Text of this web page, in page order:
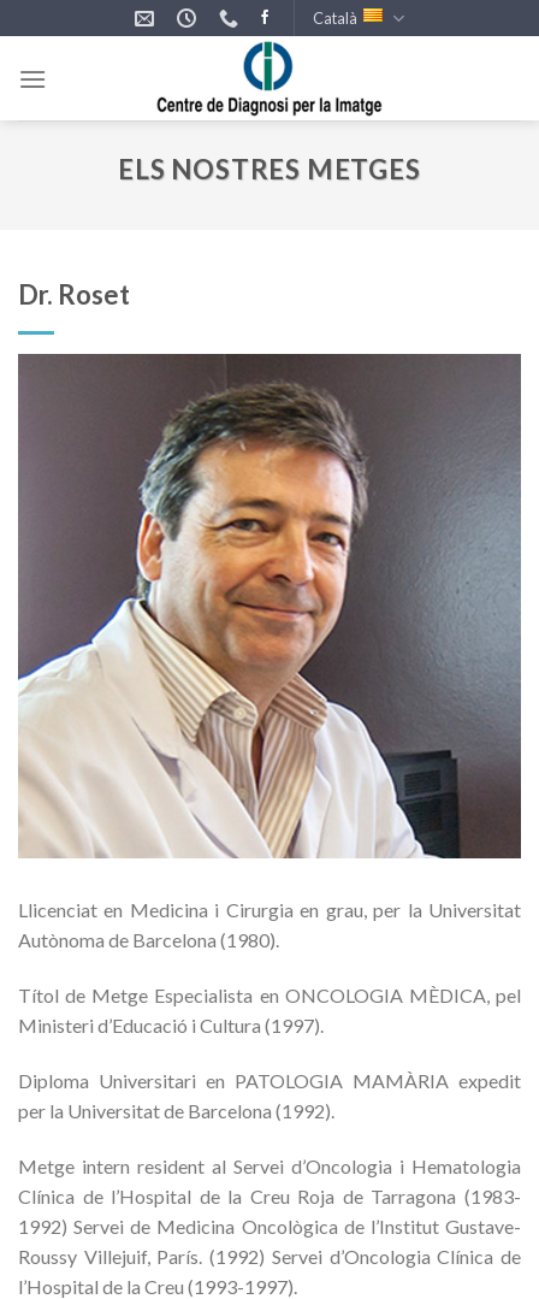
to
content
Català
ELS NOSTRES METGES
Dr. Roset
Llicenciat en Medicina i Cirurgia en grau, per la Universitat
Autònoma de Barcelona (1980).
Títol de Metge Especialista en ONCOLOGIA MÈDICA, pel
Ministeri d’Educació i Cultura (1997).
Diploma Universitari en PATOLOGIA MAMÀRIA expedit
per la Universitat de Barcelona (1992).
Metge intern resident al Servei d’Oncologia i Hematologia
Clínica de l’Hospital de la Creu Roja de Tarragona (1983-
1992) Servei de Medicina Oncològica de l’Institut Gustave-
Roussy Villejuif, París. (1992) Servei d’Oncologia Clínica de
l’Hospital de la Creu (1993-1997).